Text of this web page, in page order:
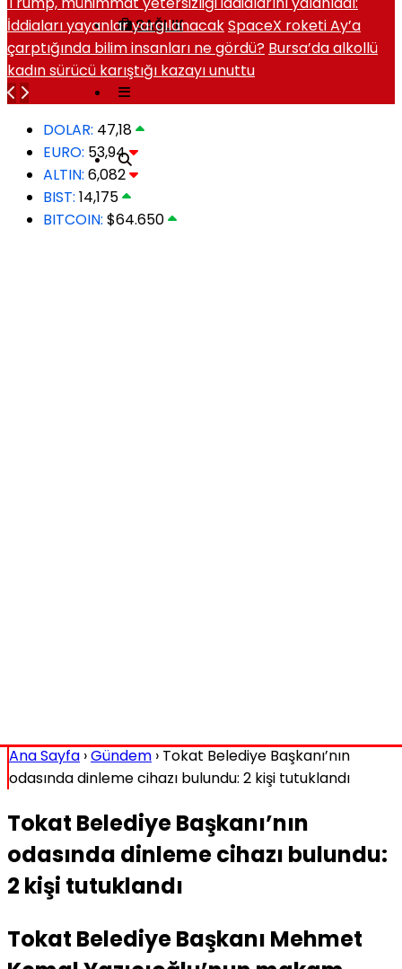
SAĞLIK
İddiaları yayanlar yargılanacakSpaceX roketi Ay’a
çarptığında bilim insanları ne gördü? Bursa’da alkollü
kadın sürücü karıştığı kazayı unuttu
DOLAR: 47,18
EURO: 53,94
ALTIN: 6,082
BIST: 14,175
BITCOIN: $64.650
Ana Sayfa ›Gündem › Tokat Belediye Başkanı’nın
odasında dinleme cihazı bulundu: 2 kişi tutuklandı
Tokat Belediye Başkanı’nın
odasında dinleme cihazı bulundu:
2 kişi tutuklandı
Tokat Belediye Başkanı Mehmet